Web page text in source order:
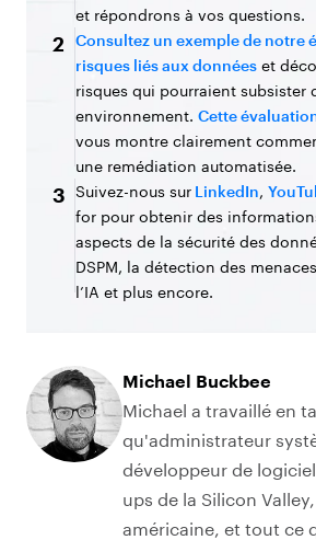
et répondrons à vos questions.
2
Consultez un exemple de notre
risques liés aux données et
risques qui pourraient subsister
environnement. Cette
vous montre clairement
une remédiation automatisée.
3 Suivez-nous sur LinkedIn,
for pour obtenir des
aspects de la sécurité des
DSPM, la détection des
l’IA et plus encore.
Michael Buckbee
Michael a travaillé en
qu'administrateur
développeur de
ups de la Silicon
américaine, et tout ce